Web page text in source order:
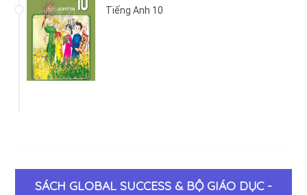
Tiếng Anh 10
SÁCH GLOBAL SUCCESS & BỘ GIÁO DỤC -